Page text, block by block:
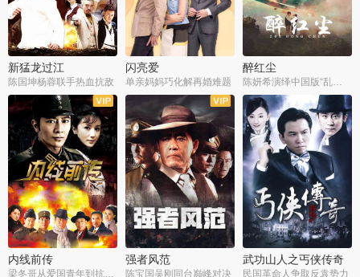
新猛龙过江
陈国坤杨蓉联手热血抗敌
闪亮爱
单亲妈妈巧化解再婚难题
醉红尘
陈妍希演绎中国版“乱世佳人”
全30集
内线前传
全30集
强者风范
陈宝国吴刚同台巅峰对决
全30集
武功山人之丐侠传奇
民国革命人争取反袁势力